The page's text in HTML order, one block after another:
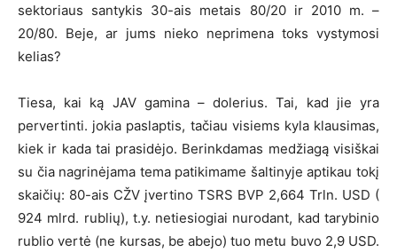
sektoriaus santykis 30-ais metais 80/20 ir 2010 m. –
20/80. Beje, ar jums nieko neprimena toks vystymosi
kelias?
Tiesa, kai ką JAV gamina – dolerius. Tai, kad jie yra
pervertinti. jokia paslaptis, tačiau visiems kyla klausimas,
kiek ir kada tai prasidėjo. Berinkdamas medžiagą visiškai
su čia nagrinėjama tema patikimame šaltinyje aptikau tokį
skaičių: 80-ais CŽV įvertino TSRS BVP 2,664 Trln. USD (
924 mlrd. rublių), t.y. netiesiogiai nurodant, kad tarybinio
rublio vertė (ne kursas, be abejo) tuo metu buvo 2,9 USD.